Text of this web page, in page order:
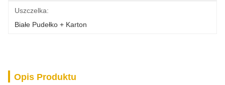
Uszczelka:
Białe Pudełko + Karton
Opis Produktu